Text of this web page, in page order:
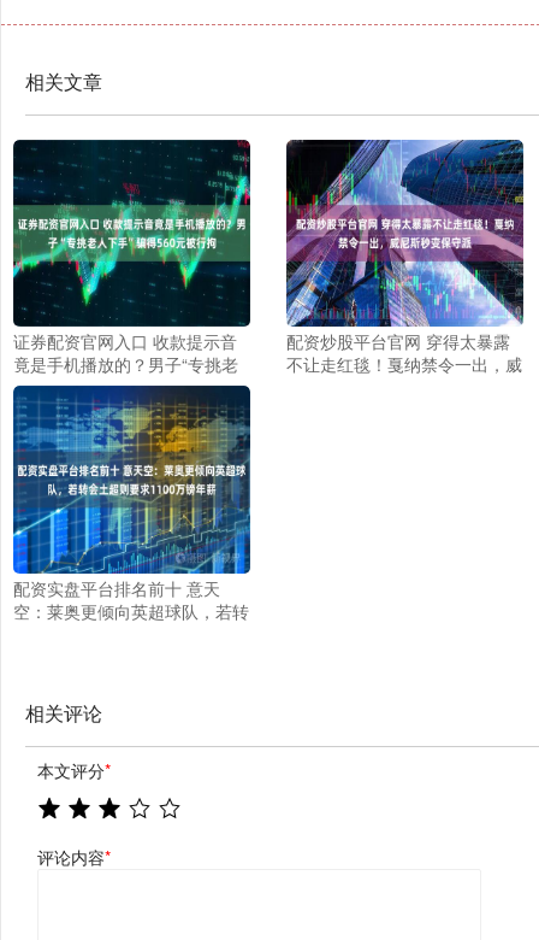
相关文章
证券配资官网入口 收款提示音
竟是手机播放的？男子“专挑老
人下手”骗得560元被行拘
配资炒股平台官网 穿得太暴露
不让走红毯！戛纳禁令一出，威
配资实盘平台排名前十 意天
空：莱奥更倾向英超球队，若转
相关评论
本文评分*
评论内容*